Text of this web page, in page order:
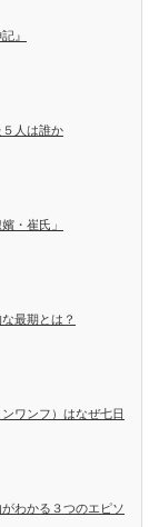
』
人は誰か
・崔氏」
最期とは？
ワンフ）はなぜ七日
わかる３つのエピソ